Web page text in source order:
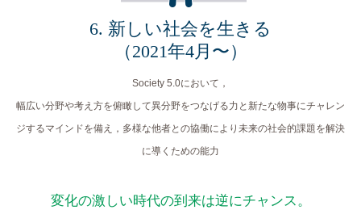
6. 新しい社会を生きる
（2021年4月〜）
Society 5.0において，
幅広い分野や考え方を俯瞰して異分野をつなげる力と新たな物事にチャレン
ジするマインドを備え， 多様な他者との協働により未来の社会的課題を解決
に導くための能力
変化の激しい時代の到来は逆にチャンス。